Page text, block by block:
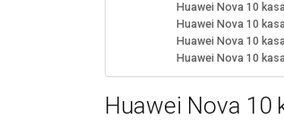
Huawei Nova 10
Huawei Nova 10
Huawei Nova 10
Huawei Nova 10
Huawei Nova 10